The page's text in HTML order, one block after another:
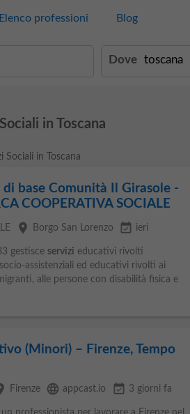
Elenco professioni Blog
Dove
in Toscana
Sociali in Toscana
base Comunità Il Girasole -
COOPERATIVA SOCIALE
place Borgo San Lorenzo event_available ieri
gestisce servizi educativi rivolti
assistenziali ed educativi rivolti ai
alle persone con disabilità fisica e
(Minori) – Firenze, Tempo
Firenze language appcast.io event_available 3 giorni fa